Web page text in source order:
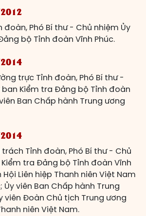
đoàn, Phó Bí thư - Chủ nhiệm Ủy
bộ Tỉnh đoàn Vĩnh Phúc.
trực Tỉnh đoàn, Phó Bí thư -
ban Kiểm tra Đảng bộ Tỉnh đoàn
Ban Chấp hành Trung ương
trách Tỉnh đoàn, Phó Bí thư - Chủ
tra Đảng bộ Tỉnh đoàn Vĩnh
Hội Liên hiệp Thanh niên Việt Nam
Ủy viên Ban Chấp hành Trung
viên Đoàn Chủ tịch Trung ương
niên Việt Nam.